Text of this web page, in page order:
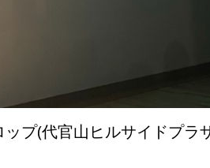
プ(代官山ヒルサイドプラ